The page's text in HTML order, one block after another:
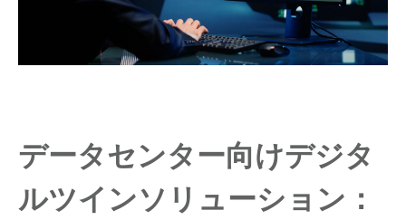
データセンター向けデジタ
ルツインソリューション：